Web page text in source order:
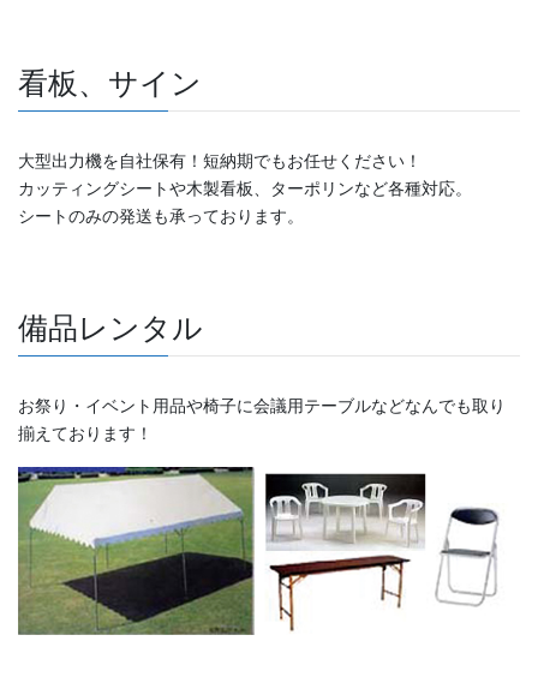
看板、サイン
大型出力機を自社保有！短納期でもお任せください！
カッティングシートや木製看板、ターポリンなど各種対応。
シートのみの発送も承っております。
備品レンタル
お祭り・イベント用品や椅子に会議用テーブルなどなんでも取り
揃えております！